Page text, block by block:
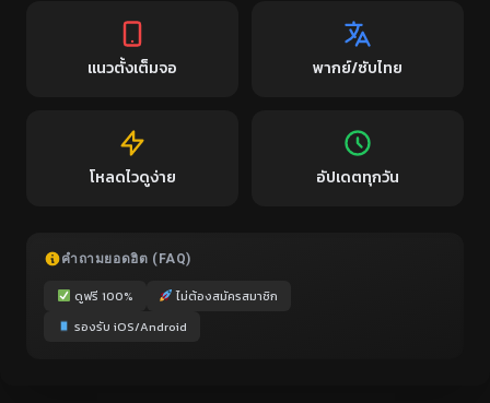
แนวตั้งเต็มจอ พากย์/ซับไทย
โหลดไวดูง่าย อัปเดตทุกวัน
คำถามยอดฮิต (FAQ)
ดูฟรี 100%
ไม่ต้องสมัครสมาชิก
รองรับ iOS/Android